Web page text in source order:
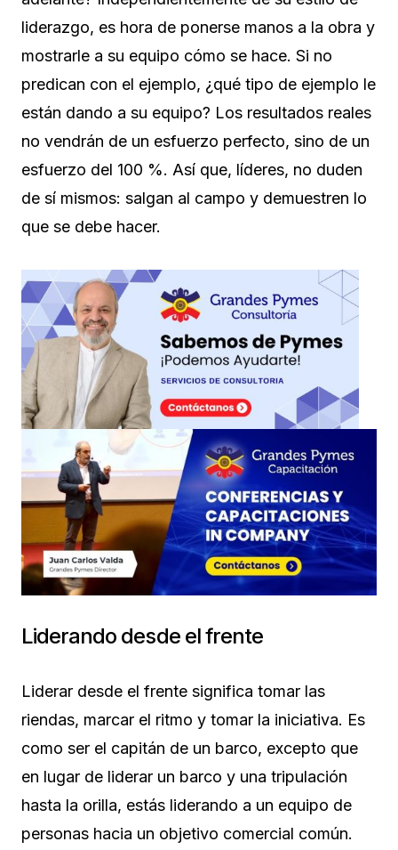
liderazgo, es hora de ponerse manos a la obra y
mostrarle a su equipo cómo se hace. Si no
predican con el ejemplo, ¿qué tipo de ejemplo le
están dando a su equipo? Los resultados reales
no vendrán de un esfuerzo perfecto, sino de un
esfuerzo del 100 %. Así que, líderes, no duden
de sí mismos: salgan al campo y demuestren lo
que se debe hacer.
Liderando desde el frente
Liderar desde el frente significa tomar las
riendas, marcar el ritmo y tomar la iniciativa. Es
como ser el capitán de un barco, excepto que
en lugar de liderar un barco y una tripulación
hasta la orilla, estás liderando a un equipo de
personas hacia un objetivo comercial común.